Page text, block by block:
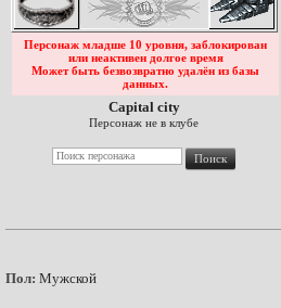
Персонаж младше 10 уровня, заблокирован
или неактивен долгое время
Может быть безвозвратно удалён из базы
данных.
Capital city
Персонаж не в клубе
Пол: Мужской